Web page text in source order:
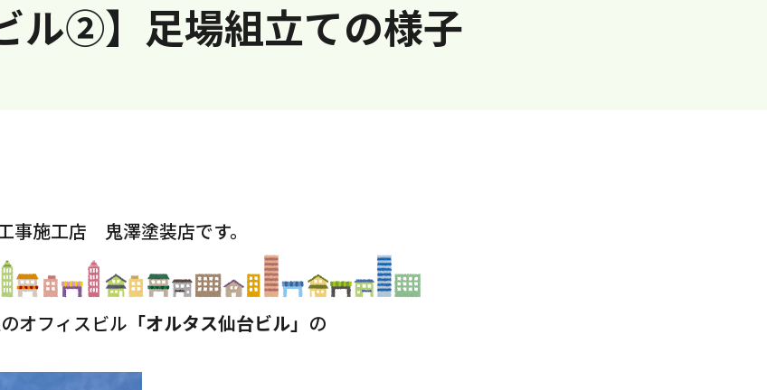
ル②】足場組立ての様子
事施工店 鬼澤塗装店です。
オフィスビル 「オルタス仙台ビル」 の